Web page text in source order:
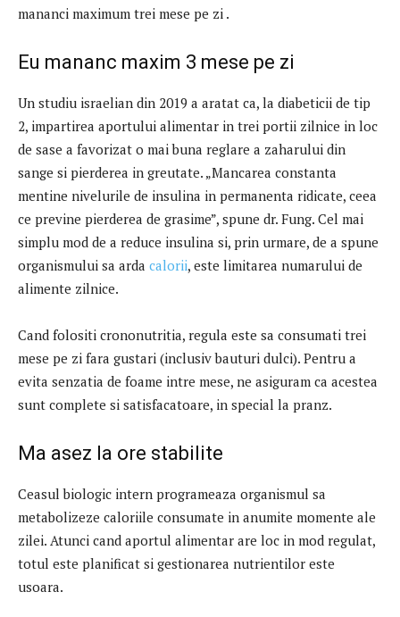
mananci maximum trei mese pe zi .
Eu mananc maxim 3 mese pe zi
Un studiu israelian din 2019 a aratat ca, la diabeticii de tip
2, impartirea aportului alimentar in trei portii zilnice in loc
de sase a favorizat o mai buna reglare a zaharului din
sange si pierderea in greutate. „Mancarea constanta
mentine nivelurile de insulina in permanenta ridicate, ceea
ce previne pierderea de grasime”, spune dr. Fung. Cel mai
simplu mod de a reduce insulina si, prin urmare, de a spune
organismului sa arda calorii, este limitarea numarului de
alimente zilnice.
Cand folositi crononutritia, regula este sa consumati trei
mese pe zi fara gustari (inclusiv bauturi dulci). Pentru a
evita senzatia de foame intre mese, ne asiguram ca acestea
sunt complete si satisfacatoare, in special la pranz.
Ma asez la ore stabilite
Ceasul biologic intern programeaza organismul sa
metabolizeze caloriile consumate in anumite momente ale
zilei. Atunci cand aportul alimentar are loc in mod regulat,
totul este planificat si gestionarea nutrientilor este
usoara.